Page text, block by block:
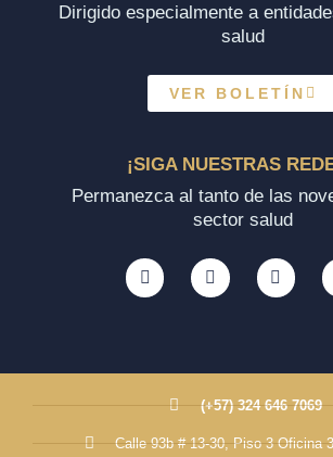
Dirigido especialmente a
salud
VER BOLETÍN
¡SIGA NUESTRAS
Permanezca al tanto de las
sector salud
(+57) 324 646 7069
Calle 93b # 13-30, Piso 3 Oficina